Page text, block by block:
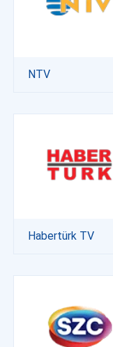
NTV
Habertürk TV